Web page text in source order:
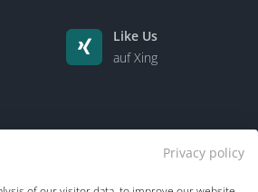
Like Us
auf Xing
Privacy policy